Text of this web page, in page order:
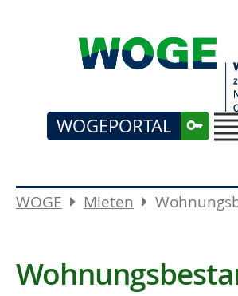
WOGEPORTAL
WOGE Mieten